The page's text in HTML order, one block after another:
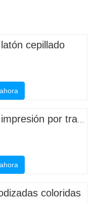
cepillado
coloridas